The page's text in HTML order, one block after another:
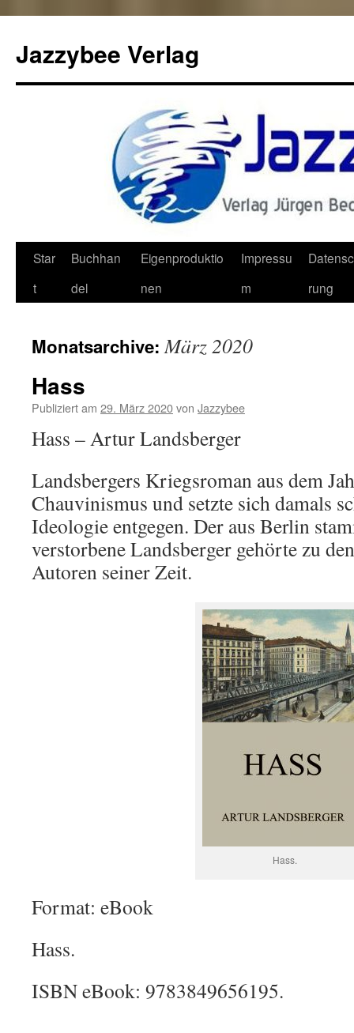
Jazzybee Verlag
Zum
Inhalt
Star
t
Buchhan
del
Eigenproduktio
nen
Impressu
m
rung
Monatsarchive:März 2020
Hass
Publiziert am 29. März 2020von Jazzybee
Hass – Artur Landsberger
Landsbergers Kriegsroman aus dem
Chauvinismus und setzte sich damals
Ideologie entgegen. Der aus Berlin
verstorbene Landsberger gehörte zu
Autoren seiner Zeit.
Hass.
Format: eBook
Hass.
ISBN eBook: 9783849656195.